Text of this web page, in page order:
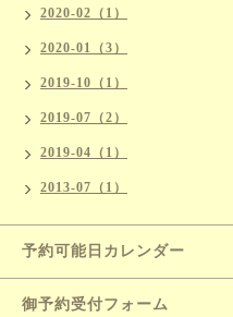
2020-02（1）
2020-01（3）
2019-10（1）
2019-07（2）
2019-04（1）
2013-07（1）
予約可能日カレンダー
御予約受付フォーム